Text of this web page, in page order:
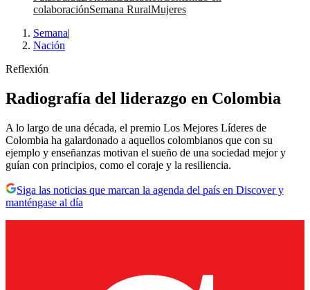
colaboraciónSemana RuralMujeres
Semana|
Nación
Reflexión
Radiografía del liderazgo en Colombia
A lo largo de una década, el premio Los Mejores Líderes de
Colombia ha galardonado a aquellos colombianos que con su
ejemplo y enseñanzas motivan el sueño de una sociedad mejor y
guían con principios, como el coraje y la resiliencia.
Siga las noticias que marcan la agenda del país en Discover y
manténgase al día